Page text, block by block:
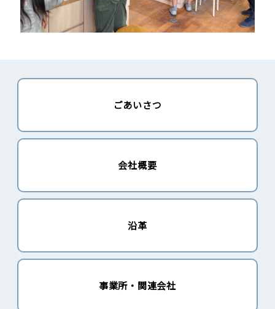
ごあいさつ
会社概要
沿革
事業所・関連会社